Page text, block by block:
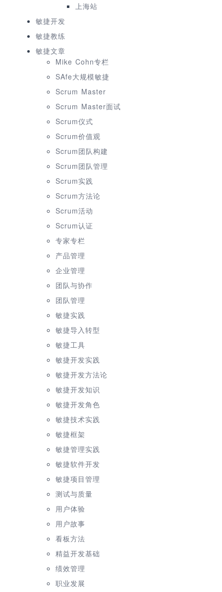
上海站
敏捷开发
敏捷教练
敏捷文章
Mike Cohn专栏
SAfe大规模敏捷
Scrum Master
Scrum Master面试
Scrum仪式
Scrum价值观
Scrum团队构建
Scrum团队管理
Scrum实践
Scrum方法论
Scrum活动
Scrum认证
专家专栏
产品管理
企业管理
团队与协作
团队管理
敏捷实践
敏捷导入转型
敏捷工具
敏捷开发实践
敏捷开发方法论
敏捷开发知识
敏捷开发角色
敏捷技术实践
敏捷框架
敏捷管理实践
敏捷软件开发
敏捷项目管理
测试与质量
用户体验
用户故事
看板方法
精益开发基础
绩效管理
职业发展